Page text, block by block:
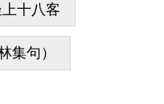
十八客
集句）